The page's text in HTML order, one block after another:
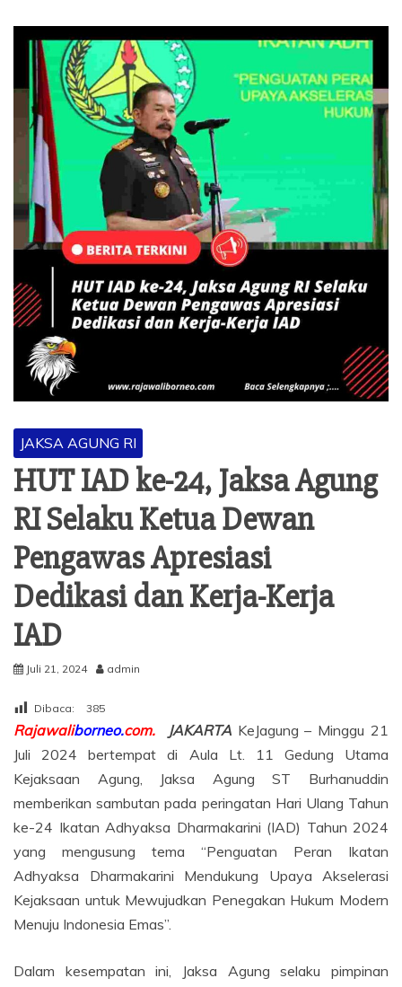
BERITA
JAKSA AGUNG RI
HUT IAD ke-24, Jaksa Agung
RI Selaku Ketua Dewan
Pengawas Apresiasi
Dedikasi dan Kerja-Kerja
IAD
Juli 21, 2024 admin
Dibaca: 385
Rajawaliborneo.com. JAKARTA KeJagung – Minggu 21
Juli 2024 bertempat di Aula Lt. 11 Gedung Utama
Kejaksaan Agung, Jaksa Agung ST Burhanuddin
memberikan sambutan pada peringatan Hari Ulang Tahun
ke-24 Ikatan Adhyaksa Dharmakarini (IAD) Tahun 2024
yang mengusung tema “Penguatan Peran Ikatan
Adhyaksa Dharmakarini Mendukung Upaya Akselerasi
Kejaksaan untuk Mewujudkan Penegakan Hukum Modern
Menuju Indonesia Emas”.
Dalam kesempatan ini, Jaksa Agung selaku pimpinan